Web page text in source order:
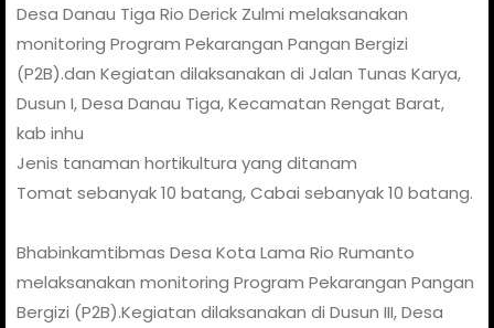
Desa Danau Tiga Rio Derick Zulmi melaksanakan
monitoring Program Pekarangan Pangan Bergizi
(P2B).dan Kegiatan dilaksanakan di Jalan Tunas Karya,
Dusun I, Desa Danau Tiga, Kecamatan Rengat Barat,
kab inhu
Jenis tanaman hortikultura yang ditanam
Tomat sebanyak 10 batang, Cabai sebanyak 10 batang.
Bhabinkamtibmas Desa Kota Lama Rio Rumanto
melaksanakan monitoring Program Pekarangan Pangan
Bergizi (P2B).Kegiatan dilaksanakan di Dusun III, Desa